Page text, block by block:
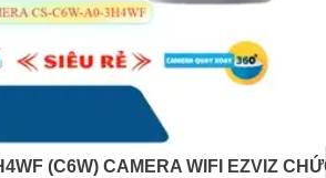
(C6W) CAMERA WIFI EZVIZ